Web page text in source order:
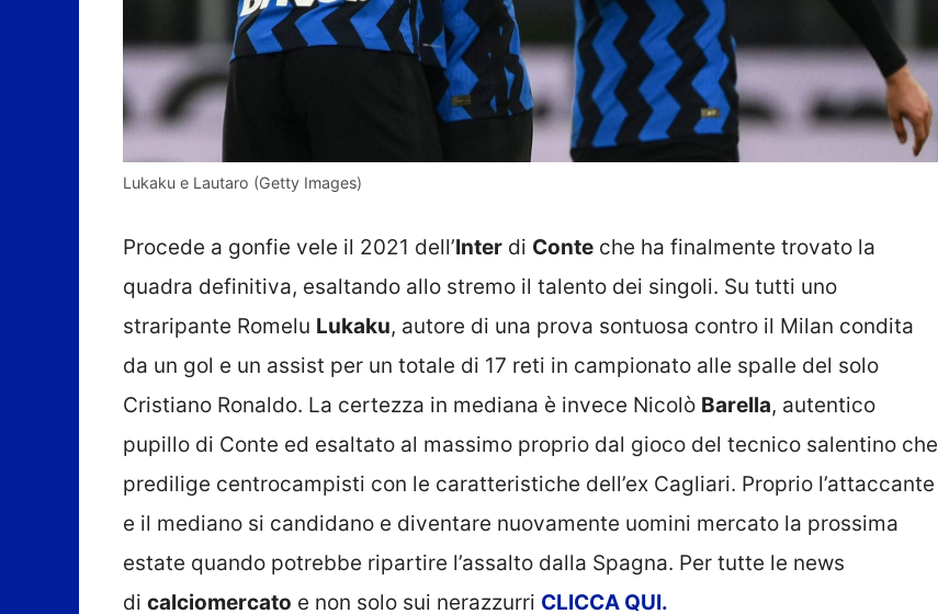
Lukaku e Lautaro (Getty Images)
Procede a gonfie vele il 2021 dell’Inter di Conte che ha finalmente trovato la
quadra definitiva, esaltando allo stremo il talento dei singoli. Su tutti uno
straripante Romelu Lukaku, autore di una prova sontuosa contro il Milan condita
da un gol e un assist per un totale di 17 reti in campionato alle spalle del solo
Cristiano Ronaldo. La certezza in mediana è invece Nicolò Barella, autentico
pupillo di Conte ed esaltato al massimo proprio dal gioco del tecnico salentino che
predilige centrocampisti con le caratteristiche dell’ex Cagliari. Proprio l’attaccante
e il mediano si candidano e diventare nuovamente uomini mercato la prossima
estate quando potrebbe ripartire l’assalto dalla Spagna. Per tutte le news
di calciomercato e non solo sui nerazzurri CLICCA QUI.